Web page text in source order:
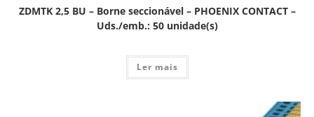
ZDMTK 2,5 BU – Borne seccionável – PHOENIX CONTACT –
Uds./emb.: 50 unidade(s)
Ler mais